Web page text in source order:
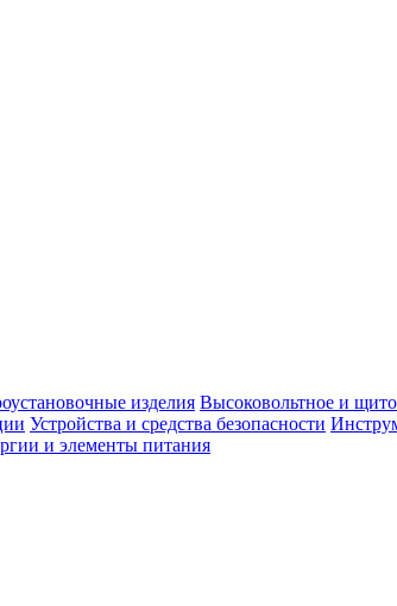
изделия Высоковольтное и
Устройства и средства безопасности
и элементы питания